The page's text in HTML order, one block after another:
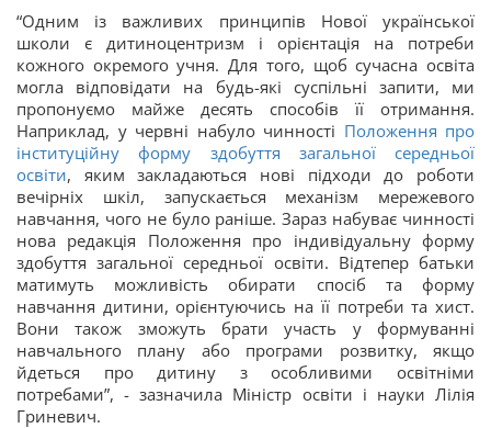
“Одним із важливих принципів Нової української
школи є дитиноцентризм і орієнтація на потреби
кожного окремого учня. Для того, щоб сучасна освіта
могла відповідати на будь-які суспільні запити, ми
пропонуємо майже десять способів її отримання.
Наприклад, у червні набуло чинності Положення про
інституційну форму здобуття загальної середньої
освіти, яким закладаються нові підходи до роботи
вечірніх шкіл, запускається механізм мережевого
навчання, чого не було раніше. Зараз набуває чинності
нова редакція Положення про індивідуальну форму
здобуття загальної середньої освіти. Відтепер батьки
матимуть можливість обирати спосіб та форму
навчання дитини, орієнтуючись на її потреби та хист.
Вони також зможуть брати участь у формуванні
навчального плану або програми розвитку, якщо
йдеться про дитину з особливими освітніми
потребами”, - зазначила Міністр освіти і науки Лілія
Гриневич.